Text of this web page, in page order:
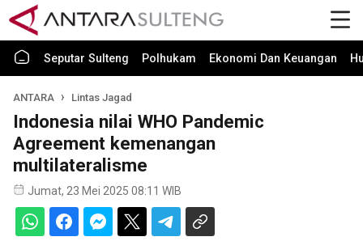
Seputar Sulteng Polhukam Ekonomi Dan Keuangan
ANTARA Lintas Jagad
Indonesia nilai WHO Pandemic
Agreement kemenangan
multilateralisme
Jumat, 23 Mei 2025 08:11 WIB